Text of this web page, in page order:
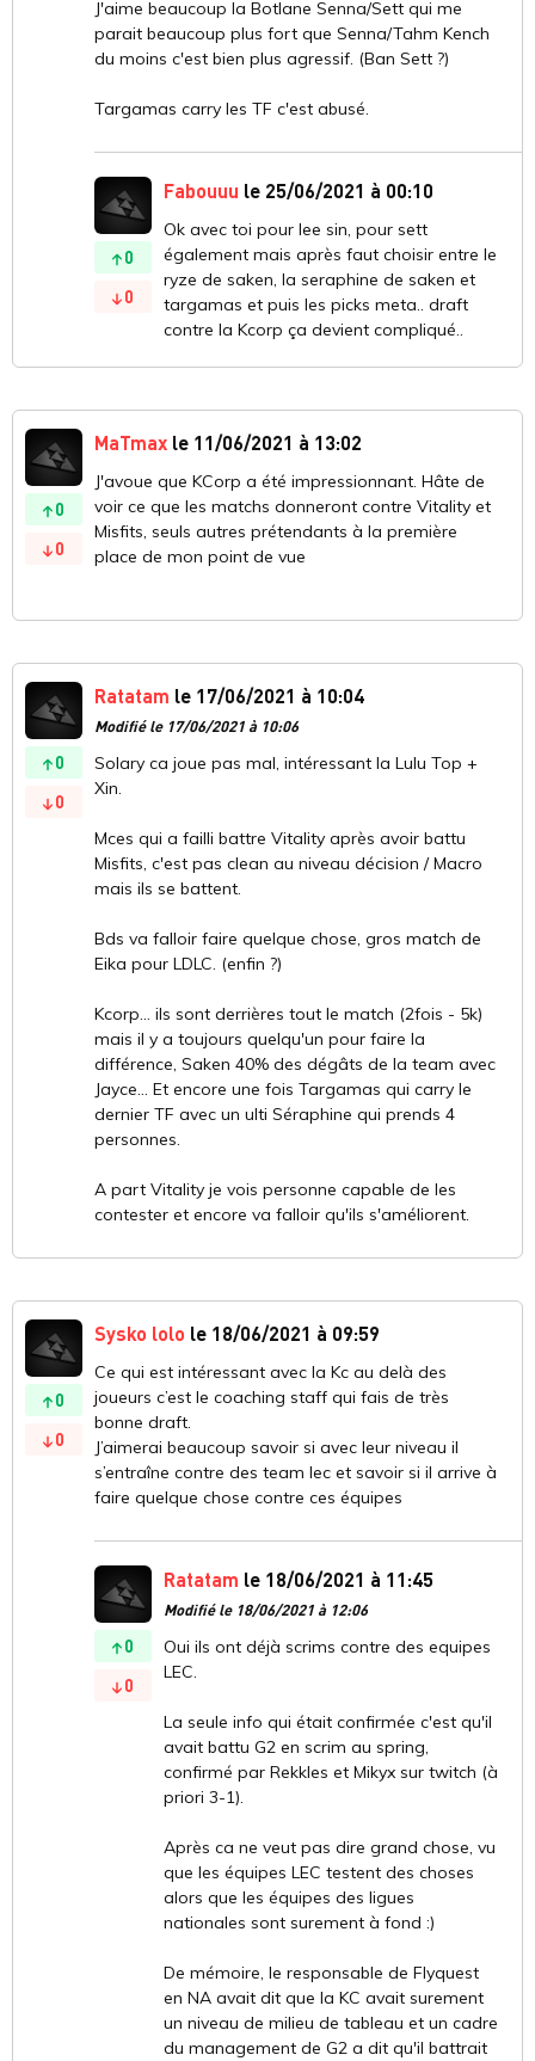
J'aime beaucoup la Botlane Senna/Sett qui me
parait beaucoup plus fort que Senna/Tahm Kench
du moins c'est bien plus agressif. (Ban Sett ?)
Targamas carry les TF c'est abusé.
0
0
Fabouuu le 25/06/2021 à 00:10
Ok avec toi pour lee sin, pour sett
également mais après faut choisir entre le
ryze de saken, la seraphine de saken et
targamas et puis les picks meta.. draft
contre la Kcorp ça devient compliqué..
0
0
MaTmax le 11/06/2021 à 13:02
J'avoue que KCorp a été impressionnant. Hâte de
voir ce que les matchs donneront contre Vitality et
Misfits, seuls autres prétendants à la première
place de mon point de vue
0
0
Ratatam le 17/06/2021 à 10:04
Modifié le 17/06/2021 à 10:06
Solary ca joue pas mal, intéressant la Lulu Top +
Xin.
Mces qui a failli battre Vitality après avoir battu
Misfits, c'est pas clean au niveau décision / Macro
mais ils se battent.
Bds va falloir faire quelque chose, gros match de
Eika pour LDLC. (enfin ?)
Kcorp... ils sont derrières tout le match (2fois - 5k)
mais il y a toujours quelqu'un pour faire la
différence, Saken 40% des dégâts de la team avec
Jayce... Et encore une fois Targamas qui carry le
dernier TF avec un ulti Séraphine qui prends 4
personnes.
A part Vitality je vois personne capable de les
contester et encore va falloir qu'ils s'améliorent.
0
0
Sysko lolo le 18/06/2021 à 09:59
Ce qui est intéressant avec la Kc au delà des
joueurs c’est le coaching staff qui fais de très
bonne draft.
J’aimerai beaucoup savoir si avec leur niveau il
s’entraîne contre des team lec et savoir si il arrive à
faire quelque chose contre ces équipes
0
0
Ratatam le 18/06/2021 à 11:45
Modifié le 18/06/2021 à 12:06
Oui ils ont déjà scrims contre des equipes
LEC.
La seule info qui était confirmée c'est qu'il
avait battu G2 en scrim au spring,
confirmé par Rekkles et Mikyx sur twitch (à
priori 3-1).
Après ca ne veut pas dire grand chose, vu
que les équipes LEC testent des choses
alors que les équipes des ligues
nationales sont surement à fond :)
De mémoire, le responsable de Flyquest
en NA avait dit que la KC avait surement
un niveau de milieu de tableau et un cadre
du management de G2 a dit qu'il battrait